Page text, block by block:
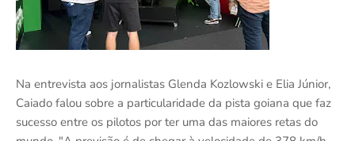
Na entrevista aos jornalistas Glenda Kozlowski e Elia Júnior,
Caiado falou sobre a particularidade da pista goiana que faz
sucesso entre os pilotos por ter uma das maiores retas do